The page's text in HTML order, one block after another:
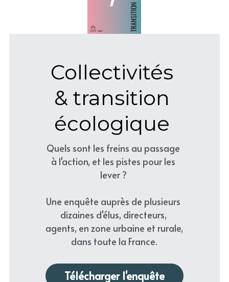
Collectivités
& transition
écologique
Quels sont les freins au passage
à l'action, et les pistes pour les
lever ?
Une enquête auprès de plusieurs
dizaines d'élus, directeurs,
agents, en zone urbaine et rurale,
dans toute la France.
Télécharger l'enquête